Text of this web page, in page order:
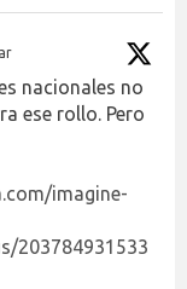
nacionales no
ese rollo. Pero
imagine-
203784931533